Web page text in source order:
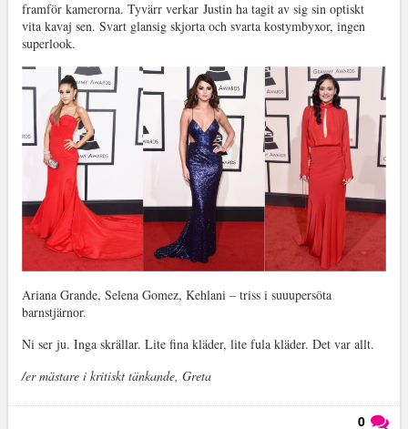
framför kamerorna. Tyvärr verkar Justin ha tagit av sig sin optiskt
vita kavaj sen. Svart glansig skjorta och svarta kostymbyxor, ingen
superlook.
Ariana Grande, Selena Gomez, Kehlani – triss i suuupersöta
barnstjärnor.
Ni ser ju. Inga skrällar. Lite fina kläder, lite fula kläder. Det var allt.
/er mästare i kritiskt tänkande, Greta
0